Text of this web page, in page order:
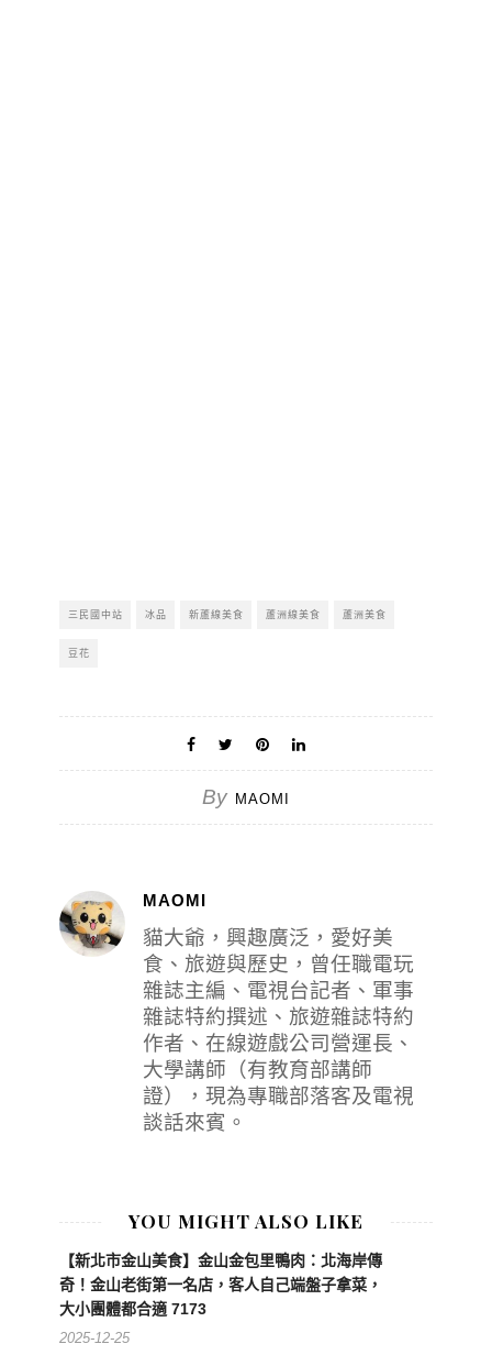
三民國中站 冰品 新蘆線美食 蘆洲線美食 蘆洲美食
豆花
By MAOMI
MAOMI
貓大爺，興趣廣泛，愛好美
食、旅遊與歷史，曾任職電玩
雜誌主編、電視台記者、軍事
雜誌特約撰述、旅遊雜誌特約
作者、在線遊戲公司營運長、
大學講師（有教育部講師
證），現為專職部落客及電視
談話來賓。
YOU MIGHT ALSO LIKE
【新北市金山美食】金山金包里鴨肉：北海岸傳
奇！金山老街第一名店，客人自己端盤子拿菜，
大小團體都合適 7173
2025-12-25